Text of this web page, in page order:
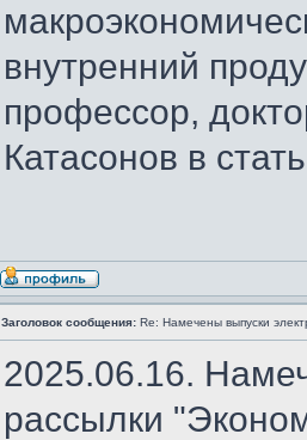
внутренний
профессор,
Катасонов в
Заголовок сообщения: Re: Намечены выпуски
2025.06.16.
рассылки